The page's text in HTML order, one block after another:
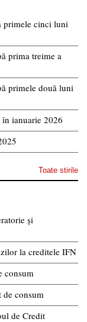
primele cinci luni
prima treime a
primele două luni
ianuarie 2026
Toate stirile
și
la creditele IFN
consum
consum
de Credit